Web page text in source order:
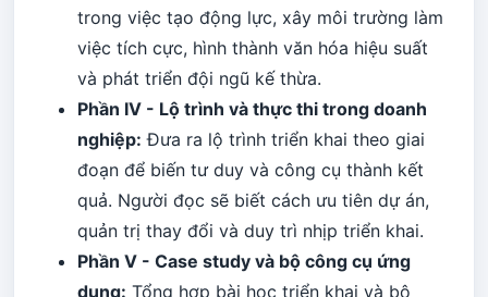
trong việc tạo động lực, xây môi trường làm
việc tích cực, hình thành văn hóa hiệu suất
và phát triển đội ngũ kế thừa.
Phần IV - Lộ trình và thực thi trong doanh
nghiệp: Đưa ra lộ trình triển khai theo giai
đoạn để biến tư duy và công cụ thành kết
quả. Người đọc sẽ biết cách ưu tiên dự án,
quản trị thay đổi và duy trì nhịp triển khai.
Phần V - Case study và bộ công cụ ứng
dụng: Tổng hợp bài học triển khai và bộ